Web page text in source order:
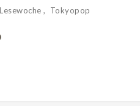
Lesewoche Tokyopop